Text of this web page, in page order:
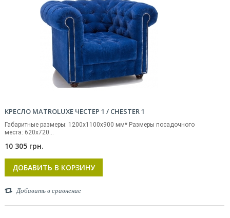
КРЕСЛО MATROLUXE ЧЕСТЕР 1 / CHESTER 1
Габаритные размеры: 1200х1100х900 мм* Размеры посадочного
места: 620х720...
10 305 грн.
ДОБАВИТЬ В КОРЗИНУ
Добавить в сравнение